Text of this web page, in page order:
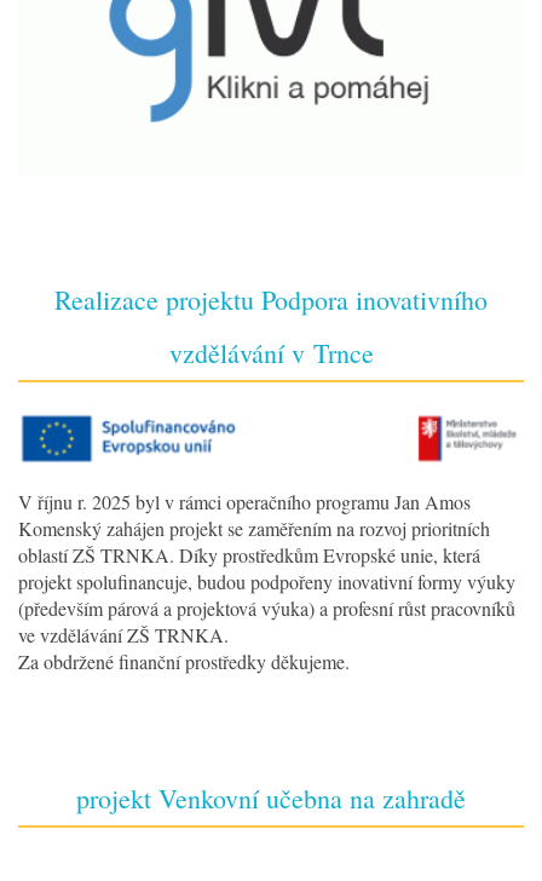
Realizace projektu Podpora inovativního
vzdělávání v Trnce
V říjnu r. 2025 byl v rámci operačního programu Jan Amos
Komenský zahájen projekt se zaměřením na rozvoj prioritních
oblastí ZŠ TRNKA. Díky prostředkům Evropské unie, která
projekt spolufinancuje, budou podpořeny inovativní formy výuky
(především párová a projektová výuka) a profesní růst pracovníků
ve vzdělávání ZŠ TRNKA.
Za obdržené finanční prostředky děkujeme.
projekt Venkovní učebna na zahradě